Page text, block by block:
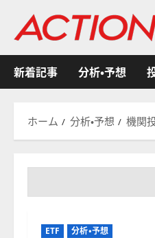
ス
ッ
新着記事 分析・予想
ホーム 分析・予想 機関
ETF 分析・予想